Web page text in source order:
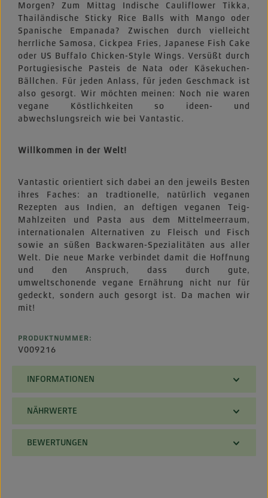
Morgen? Zum Mittag Indische Cauliflower Tikka,
Thailändische Sticky Rice Balls with Mango oder
Spanische Empanada? Zwischen durch vielleicht
herrliche Samosa, Cickpea Fries, Japanese Fish Cake
oder US Buffalo Chicken-Style Wings. Versüßt durch
Portugiesische Pasteis de Nata oder Käsekuchen-
Bällchen. Für jeden Anlass, für jeden Geschmack ist
also gesorgt. Wir möchten meinen: Noch nie waren
vegane Köstlichkeiten so ideen- und
abwechslungsreich wie bei Vantastic.
Willkommen in der Welt!
Vantastic orientiert sich dabei an den jeweils Besten
ihres Faches: an tradtionelle, natürlich veganen
Rezepten aus Indien, an deftigen veganen Teig-
Mahlzeiten und Pasta aus dem Mittelmeerraum,
internationalen Alternativen zu Fleisch und Fisch
sowie an süßen Backwaren-Spezialitäten aus aller
Welt. Die neue Marke verbindet damit die Hoffnung
und den Anspruch, dass durch gute,
umweltschonende vegane Ernährung nicht nur für
gedeckt, sondern auch gesorgt ist. Da machen wir
mit!
PRODUKTNUMMER:
V009216
INFORMATIONEN
NÄHRWERTE
BEWERTUNGEN